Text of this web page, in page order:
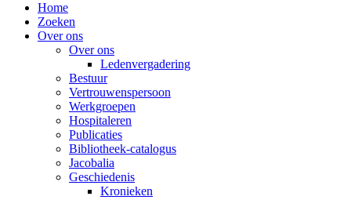
Home
Zoeken
Over ons
Over ons
Ledenvergadering
Bestuur
Vertrouwenspersoon
Werkgroepen
Hospitaleren
Publicaties
Bibliotheek-catalogus
Jacobalia
Geschiedenis
Kronieken